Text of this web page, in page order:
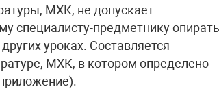
МХК, не допускает
специалисту-предметнику
уроках. Составляется
МХК, в котором определено